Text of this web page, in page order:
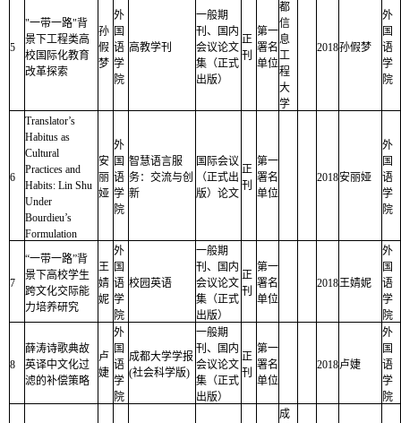
5
"一带一路"背
景下工程类高
校国际化教育
改革探索
孙
假
梦
外
国
语
学
院
高教学刊
一般期
刊、国内
会议论文
集（正式
出版）
正
刊
第一
署名
单位
都
信
息
工
程
大
学
2018孙假梦
外
国
语
学
院
6
Translator’s
Habitus as
Cultural
Practices and
Habits: Lin Shu
Under
Bourdieu’s
Formulation
安
丽
娅
外
国
语
学
院
智慧语言服
务：交流与创
新
国际会议
（正式出
版）论文
正
刊
第一
署名
单位
2018安丽娅
外
国
语
学
院
7
“一带一路”背
景下高校学生
跨文化交际能
力培养研究
王
婧
妮
外
国
语
学
院
校园英语
一般期
刊、国内
会议论文
集（正式
出版）
正
刊
第一
署名
单位
2018王婧妮
外
国
语
学
院
8
薛涛诗歌典故
英译中文化过
滤的补偿策略
卢
婕
外
国
语
学
院
成都大学学报
(社会科学版)
一般期
刊、国内
会议论文
集（正式
出版）
正
刊
第一
署名
单位
2018卢婕
外
国
语
学
院
成